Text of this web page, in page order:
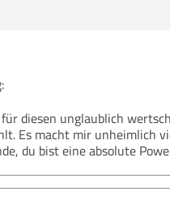
diesen unglaublich
Es macht mir unheimlich
du bist eine absolute